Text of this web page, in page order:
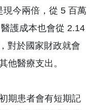
現今兩倍，從 5 百萬
護成本也會從 2.14
對於國家財政就會
他醫療支出。
期患者會有短期記